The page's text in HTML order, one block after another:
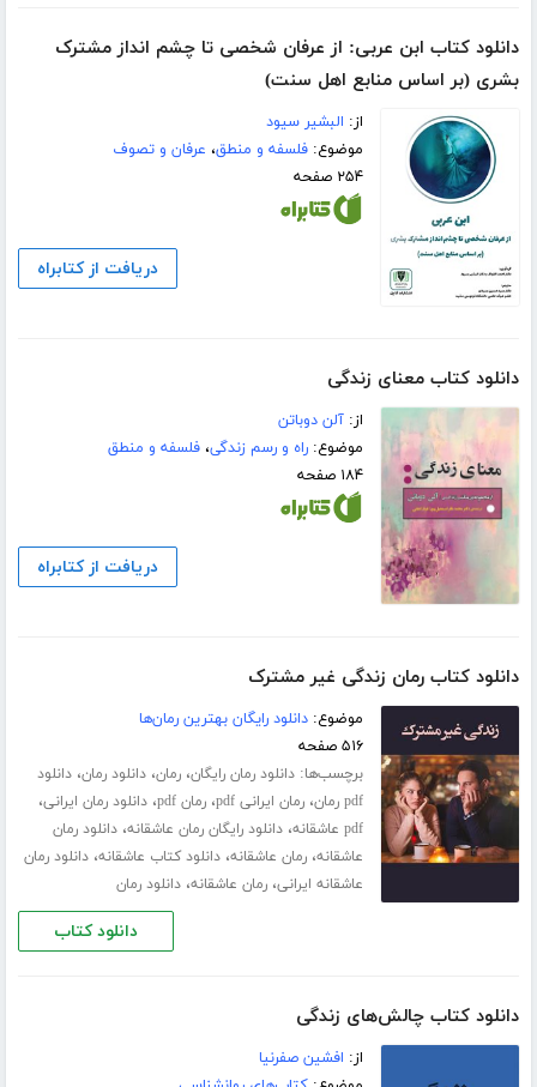
دانلود کتاب ابن عربی: از عرفان شخصی تا چشم‌ انداز مشترک
بشری (بر اساس منابع اهل سنت)
از: البشیر سیود
موضوع:فلسفه و منطق، عرفان و تصوف
۲۵۴ صفحه
دریافت از کتابراه
دانلود کتاب معنای زندگی
از:آلن دوباتن
موضوع:راه و رسم زندگی،فلسفه و منطق
۱۸۴ صفحه
دریافت از کتابراه
دانلود کتاب رمان زندگی غیر مشترک
موضوع:دانلود رایگان بهترین رمان‌ها
۵۱۶ صفحه
برچسب‌ها:دانلود رمان رایگان،رمان،دانلود رمان،دانلود
pdf رمان
،رمان ایرانی pdf ،رمان pdf ،دانلود رمان ایرانی،
pdf عاشقانه ،دانلود رایگان رمان عاشقانه،دانلود رمان
عاشقانه،رمان عاشقانه،دانلود کتاب عاشقانه،دانلود رمان
عاشقانه ایرانی،رمان عاشقانه،دانلود رمان
دانلود کتاب
دانلود کتاب چالش‌های زندگی
از: افشین صفرنیا